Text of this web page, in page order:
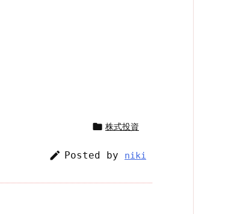
 株式投資
 Posted by niki